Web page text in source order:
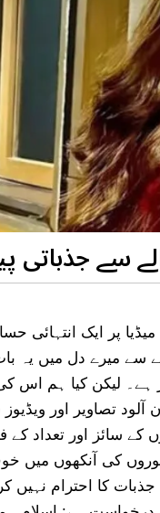
سے جذباتی
پر ایک انتہائی
سے میرے دل میں یہ
لیکن کیا ہم اس
آلود تصاویر اور
کے سائز اور تعداد
کی آنکھوں میں
کا احترام نہیں